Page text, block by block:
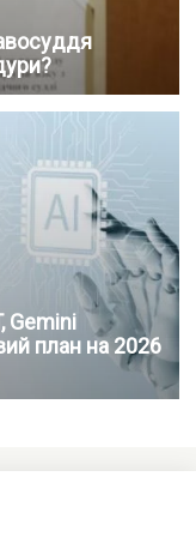
Gemini
план на 2026